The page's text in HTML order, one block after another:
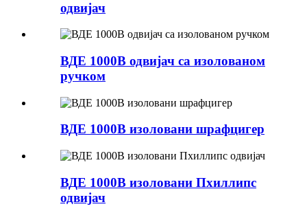
одвијач
ВДЕ 1000В одвијач са изолованом
ручком
ВДЕ 1000В изоловани шрафцигер
ВДЕ 1000В изоловани Пхиллипс
одвијач